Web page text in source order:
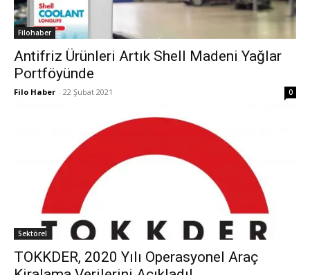
Filohaber
Antifriz Ürünleri Artık Shell Madeni Yağlar
Portföyünde
Filo Haber - 22 Şubat 2021 0
Sektörel
TOKKDER, 2020 Yılı Operasyonel Araç